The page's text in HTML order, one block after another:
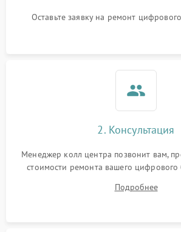
Оставьте заявку на ремонт
2. Консультация
Менеджер колл центра позвонит вам,
стоимости ремонта вашего
Подробнее